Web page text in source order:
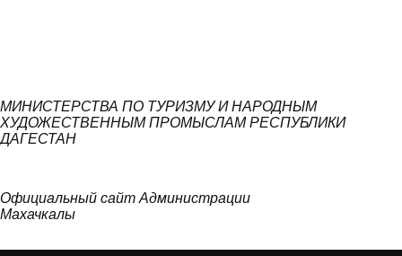
МИНИСТЕРСТВА ПО ТУРИЗМУ И НАРОДНЫМ
ХУДОЖЕСТВЕННЫМ ПРОМЫСЛАМ РЕСПУБЛИКИ
ДАГЕСТАН
Официальный сайт Администрации
Махачкалы